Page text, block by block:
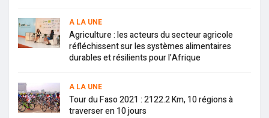
A LA UNE
Agriculture : les acteurs du secteur agricole
réfléchissent sur les systèmes alimentaires
durables et résilients pour l’Afrique
A LA UNE
Tour du Faso 2021 : 2122.2 Km, 10 régions à
traverser en 10 jours